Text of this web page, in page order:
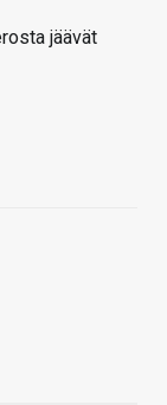
jäävät